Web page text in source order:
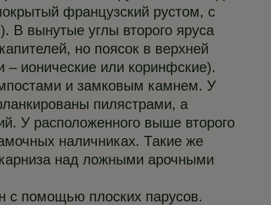
французский рустом, с
В вынутые углы второго яруса
но поясок в верхней
ионические или коринфские).
и замковым камнем. У
пилястрами, а
У расположенного выше второго
наличниках. Такие же
над ложными арочными
с помощью плоских парусов.